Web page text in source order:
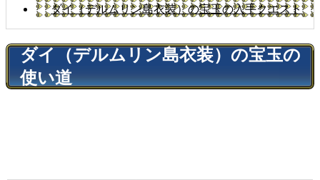
ダイ（デルムリン島衣装）の宝玉の入手クエスト
ダイ（デルムリン島衣装）の宝玉の
使い道